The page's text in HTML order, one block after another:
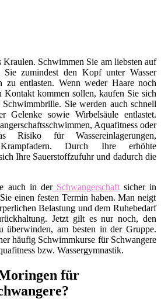
Kraulen. Schwimmen Sie am liebsten auf
zumindest den Kopf unter Wasser
zu entlasten. Wenn weder Haare noch
Kontakt kommen sollen, kaufen Sie sich
Sie werden auch schnell
Gelenke sowie Wirbelsäule entlastet.
Aquafitness oder
Risiko für Wassereinlagerungen,
Durch Ihre erhöhte
Ihre Sauerstoffzufuhr und dadurch die
auch in derSchwangerschaftsicher in
einen festen Termin haben. Man neigt
Belastung und dem Ruhebedarf
Jetzt gilt es nur noch, den
überwinden, am besten in der Gruppe.
häufig Schwimmkurse für Schwangere
bzw. Wassergymnastik.
für